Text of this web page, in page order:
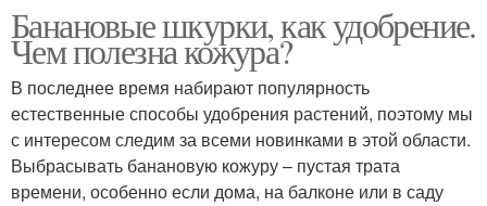
Банановые шкурки, как удобрение.
Чем полезна кожура?
В последнее время набирают популярность
естественные способы удобрения растений, поэтому мы
с интересом следим за всеми новинками в этой области.
Выбрасывать банановую кожуру – пустая трата
времени, особенно если дома, на балконе или в саду